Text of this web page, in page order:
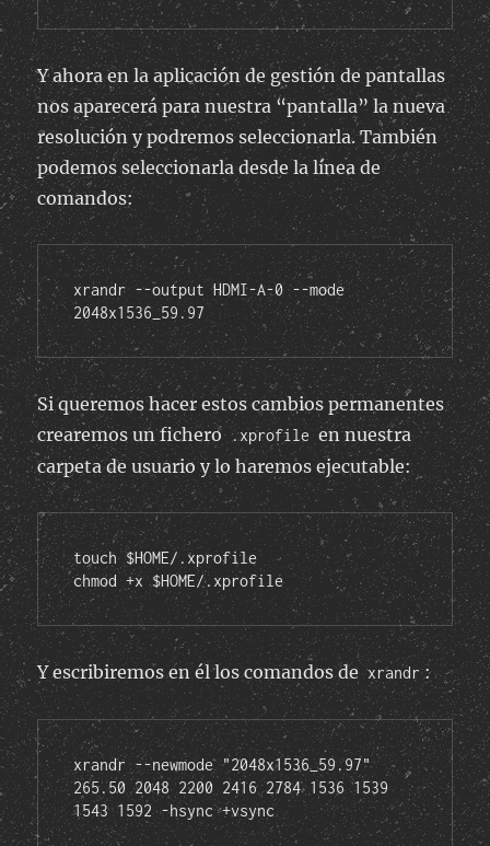
Y ahora en la aplicación de gestión de pantallas
nos aparecerá para nuestra “pantalla” la nueva
resolución y podremos seleccionarla. También
podemos seleccionarla desde la línea de
comandos:
xrandr --output HDMI-A-0 --mode
2048x1536_59.97
Si queremos hacer estos cambios permanentes
crearemos un fichero .xprofile en nuestra
carpeta de usuario y lo haremos ejecutable:
touch $HOME/.xprofile
chmod +x $HOME/.xprofile
Y escribiremos en él los comandos de xrandr :
xrandr --newmode "2048x1536_59.97"
265.50 2048 2200 2416 2784 1536 1539
1543 1592 -hsync +vsync